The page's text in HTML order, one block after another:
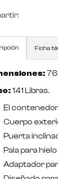
Ficha
141 Libras.
El
Cuerpo
Puerta
Pala para
Adaptador